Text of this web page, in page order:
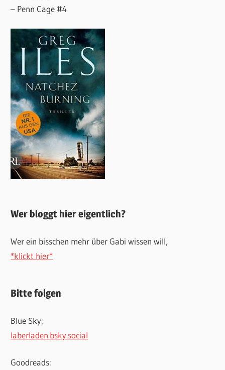
– Penn Cage #4
Wer bloggt hier eigentlich?
Wer ein bisschen mehr über Gabi wissen will,
*klickt hier*
Bitte folgen
Blue Sky:
laberladen.bsky.social
Goodreads: